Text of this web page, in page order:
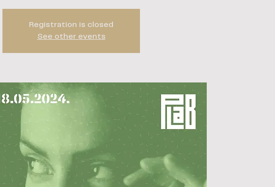
Registration is closed
See other events